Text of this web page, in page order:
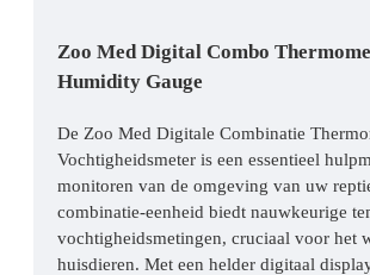
Zoo Med Digital Combo
Humidity Gauge
De Zoo Med Digitale Combinatie
Vochtigheidsmeter is een essentieel
monitoren van de omgeving van uw
combinatie-eenheid biedt nauwkeurige
vochtigheidsmetingen, cruciaal voor het
huisdieren. Met een helder digitaal